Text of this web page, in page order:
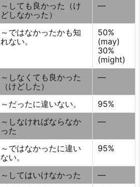
～しても良かった（け
どしなかった）
―
～ではなかったかも知
れない。
50%
(may)
30%
(might)
～しなくても良かった
（けどした）
―
～だったに違いない。
95%
～しなければならなか
った
―
～ではなかったに違い
ない。
95%
～してはいけなかった
―